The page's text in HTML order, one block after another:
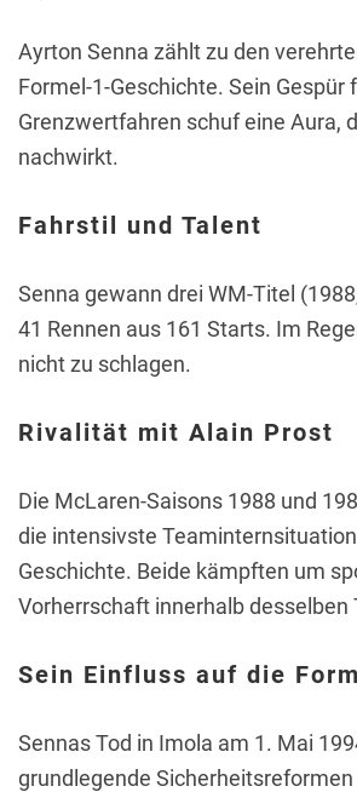
Ayrton Senna zählt zu den
Formel-1-Geschichte. Sein Gespür
Grenzwertfahren schuf eine Aura,
nachwirkt.
Fahrstil und Talent
Senna gewann drei WM-Titel
41 Rennen aus 161 Starts. Im
nicht zu schlagen.
Rivalität mit Alain Prost
Die McLaren-Saisons 1988 und
die intensivste
Geschichte. Beide kämpften um
Vorherrschaft innerhalb desselben
Sein Einfluss auf die
Sennas Tod in Imola am 1. Mai
grundlegende Sicherheitsreformen